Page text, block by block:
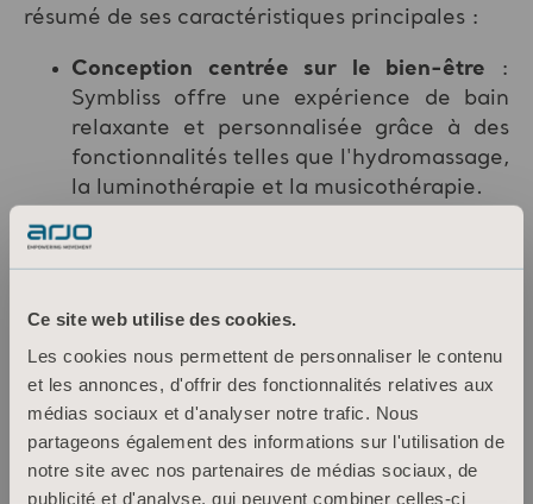
Ce site web utilise des cookies.
Les cookies nous permettent de personnaliser le contenu
et les annonces, d'offrir des fonctionnalités relatives aux
médias sociaux et d'analyser notre trafic. Nous
partageons également des informations sur l'utilisation de
notre site avec nos partenaires de médias sociaux, de
publicité et d'analyse, qui peuvent combiner celles-ci
résumé de ses caractéristiques principales :
Conception centrée sur le bien-être :
Symbliss offre une expérience de bain
relaxante et personnalisée grâce à des
fonctionnalités telles que l'hydromassage,
la luminothérapie et la musicothérapie.
conçu pour assurer la sécurité et le
confort du patient pendant le transfert, le
facilite le travail des soignants en
réduisant les efforts physiques et en
optimisant les flux de travail.
Symbliss vise à améliorer l'expérience du bain